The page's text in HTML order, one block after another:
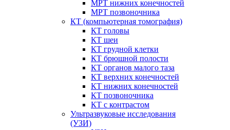
МРТ нижних конечностей
МРТ позвоночника
КТ (компьютерная томография)
КТ головы
КТ шеи
КТ грудной клетки
КТ брюшной полости
КТ органов малого таза
КТ верхних конечностей
КТ нижних конечностей
КТ позвоночника
КТ с контрастом
Ультразвуковые исследования
(УЗИ)